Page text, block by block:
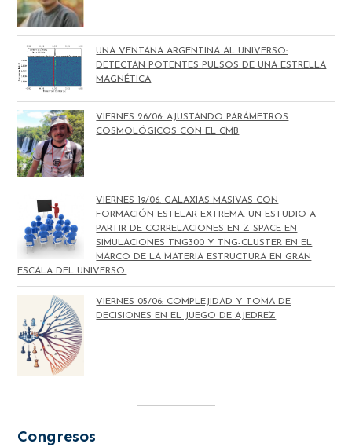
UNA VENTANA ARGENTINA AL UNIVERSO:
DETECTAN POTENTES PULSOS DE UNA ESTRELLA
MAGNÉTICA
VIERNES 26/06: AJUSTANDO PARÁMETROS
COSMOLÓGICOS CON EL CMB
VIERNES 19/06: GALAXIAS MASIVAS CON
FORMACIÓN ESTELAR EXTREMA. UN ESTUDIO A
PARTIR DE CORRELACIONES EN Z-SPACE EN
SIMULACIONES TNG300 Y TNG-CLUSTER EN EL
MARCO DE LA MATERIA ESTRUCTURA EN GRAN
ESCALA DEL UNIVERSO.
VIERNES 05/06: COMPLEJIDAD Y TOMA DE
DECISIONES EN EL JUEGO DE AJEDREZ
Congresos